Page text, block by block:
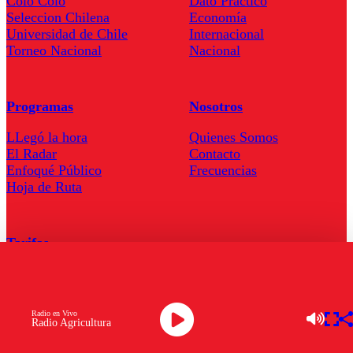
Radio Agricultura
Radio en Vivo
Seleccion Chilena
Universidad de Chile
Torneo Nacional
Economía
Internacional
Nacional
Programas
LLegó la hora
El Radar
Enfoqué Público
Hoja de Ruta
Nosotros
Quienes Somos
Contacto
Frecuencias
Tarifas